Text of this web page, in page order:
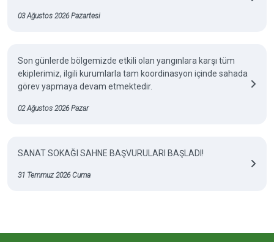
03 Ağustos 2026 Pazartesi
Son günlerde bölgemizde etkili olan yangınlara karşı tüm
ekiplerimiz, ilgili kurumlarla tam koordinasyon içinde sahada
görev yapmaya devam etmektedir.
02 Ağustos 2026 Pazar
SANAT SOKAĞI SAHNE BAŞVURULARI BAŞLADI!
31 Temmuz 2026 Cuma